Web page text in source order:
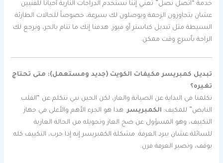
خدمة “اتصل نصل” تعني إننا نستخدم الدراجات النارية أحياناً للفنيين
عشان يتجاوزون الزحمة ويوصلون لك بسرعة، خصوصاً للحالات الطارئة
البسيطة مثل تبديل كباستر أو فيوز. هدفنا إنك ما تنام بالحر، ونرجع لك
الراحة بأسرع وقت ممكن.
تبديل كمبريسر مكيفات الكويت (جديد ومستعمل): متى تحتاج
تغيره؟
تكلمنا في البداية عن الصيانة والغاز، لكن الحين نبي نتكلم عن “القلب
النابض” للمكيف: الكمبريسر. هذا هو الجزء الأهم والأغلى في جهاز
التكييف، وهو المسؤول عن ضخ الغاز وتحويله من الحالة الغازية
للسائلة عشان يبرد الغرفة. مشكلة الكمبريسر إنه إذا خرب، التكييف كله
يوقف، وتصير الغرفة فرن.